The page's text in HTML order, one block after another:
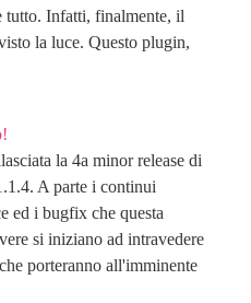
tutto. Infatti, finalmente, il
la luce. Questo plugin,
la 4a minor release di
A parte i continui
ed i bugfix che questa
si iniziano ad intravedere
porteranno all'imminente